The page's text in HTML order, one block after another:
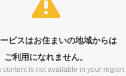
ビスはお住まいの地域からは
ご利用になれません。
content is not available in your region.